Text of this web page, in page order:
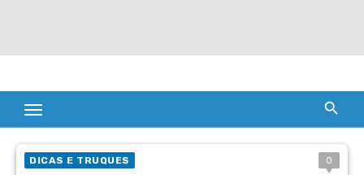
DICAS E TRUQUES 0